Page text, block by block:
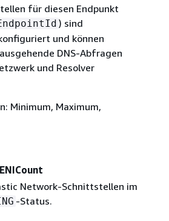
für diesen Endpunkt
) sind
und können
DNS-Abfragen
und Resolver
Minimum, Maximum,
Network-Schnittstellen im
-Status.